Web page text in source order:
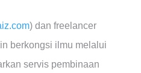
) dan freelancer
berkongsi ilmu melalui
servis pembinaan